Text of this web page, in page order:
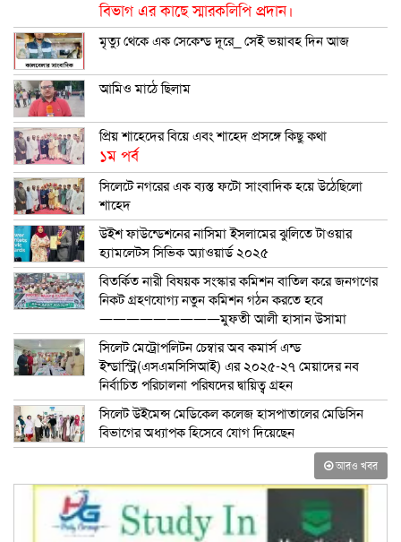
বিভাগ এর কাছে স্মারকলিপি প্রদান।
মৃত্যু থেকে এক সেকেন্ড দূরে_ সেই ভয়াবহ দিন আজ
আমিও মাঠে ছিলাম
প্রিয় শাহেদের বিয়ে এবং শাহেদ প্রসঙ্গে কিছু কথা
১ম পর্ব
সিলেটে নগরের এক ব্যস্ত ফটো সাংবাদিক হয়ে উঠেছিলো
শাহেদ
উইশ ফাউন্ডেশনের নাসিমা ইসলামের ঝুলিতে টাওয়ার
হ্যামলেটস সিভিক অ্যাওয়ার্ড ২০২৫
বিতর্কিত নারী বিষয়ক সংস্কার কমিশন বাতিল করে জনগণের
নিকট গ্রহণযোগ্য নতুন কমিশন গঠন করতে হবে
—————————মুফতী আলী হাসান উসামা
সিলেট মেট্রোপলিটন চেম্বার অব কমার্স এন্ড
ইন্ডাস্ট্রি(এসএমসিসিআই) এর ২০২৫-২৭ মেয়াদের নব
নির্বাচিত পরিচালনা পরিষদের দ্বায়িত্ব গ্রহন
সিলেট উইমেন্স মেডিকেল কলেজ হাসপাতালের মেডিসিন
বিভাগের অধ্যাপক হিসেবে যোগ দিয়েছেন
আরও খবর